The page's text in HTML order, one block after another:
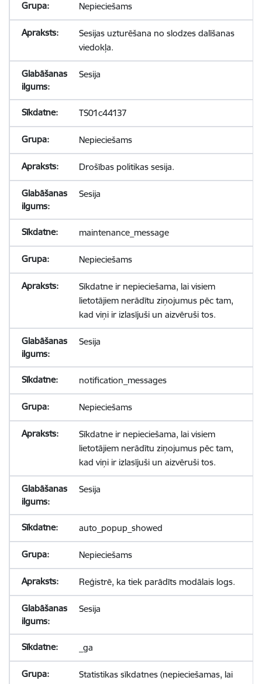
Nepieciešams
Sesijas uzturēšana no slodzes dalīšanas
viedokļa.
Sesija
TS01c44137
Nepieciešams
Drošības politikas sesija.
Sesija
maintenance_message
Nepieciešams
Sīkdatne ir nepieciešama, lai visiem
lietotājiem nerādītu ziņojumus pēc tam,
kad viņi ir izlasījuši un aizvēruši tos.
Sesija
notification_messages
Nepieciešams
Sīkdatne ir nepieciešama, lai visiem
lietotājiem nerādītu ziņojumus pēc tam,
kad viņi ir izlasījuši un aizvēruši tos.
Sesija
auto_popup_showed
Nepieciešams
Reģistrē, ka tiek parādīts modālais logs.
Sesija
_ga
Statistikas sīkdatnes (nepieciešamas, lai